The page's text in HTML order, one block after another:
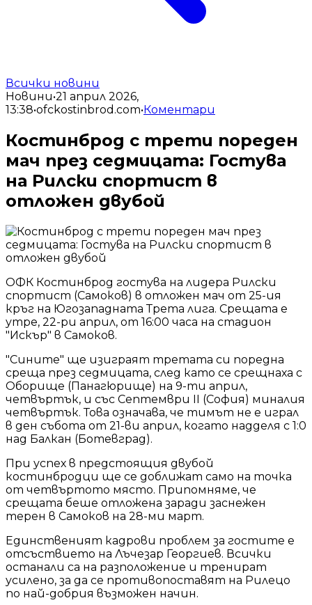
Всички новини
Новини•21 април 2026,
13:38•ofckostinbrod.com•Коментари
Костинброд с трети пореден
мач през седмицата: Гостува
на Рилски спортист в
отложен двубой
ОФК Костинброд гостува на лидера Рилски
спортист (Самоков) в отложен мач от 25-ия
кръг на Югозападната Трета лига. Срещата е
утре, 22-ри април, от 16:00 часа на стадион
"Искър" в Самоков.
"Сините" ще изиграят третата си поредна
среща през седмицата, след като се срещнаха с
Оборище (Панагюрище) на 9-ти април,
четвъртък, и със Септември II (София) миналия
четвъртък. Това означава, че тимът не е играл
в ден събота от 21-ви април, когато надделя с 1:0
над Балкан (Ботевград).
При успех в предстоящия двубой
костинбродци ще се доближат само на точка
от четвъртото място. Припомняме, че
срещата беше отложена заради заснежен
терен в Самоков на 28-ми март.
Единственият кадрови проблем за гостите е
отсъствието на Лъчезар Георгиев. Всички
останали са на разположение и тренират
усилено, за да се противопоставят на Рилецо
по най-добрия възможен начин.